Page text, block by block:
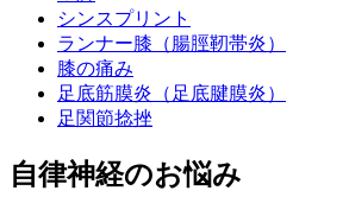
シンスプリント
ランナー膝（腸脛靭帯炎）
膝の痛み
足底筋膜炎（足底腱膜炎）
足関節捻挫
自律神経のお悩み